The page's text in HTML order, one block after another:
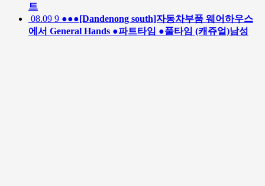
트
08.09 9 ●●●[Dandenong south]자동차부품 웨어하우스
에서 General Hands ●파트타임 ●풀타임 (캐쥬얼)남성